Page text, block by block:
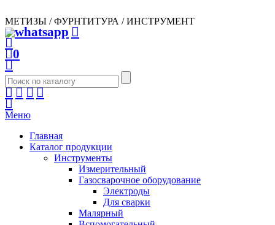
МЕТИЗЫ / ФУРНТИТУРА / ИНСТРУМЕНТ
0
Меню
Главная
Каталог продукции
Инструменты
Измерительный
Газосварочное оборудование
Электроды
Для сварки
Малярный